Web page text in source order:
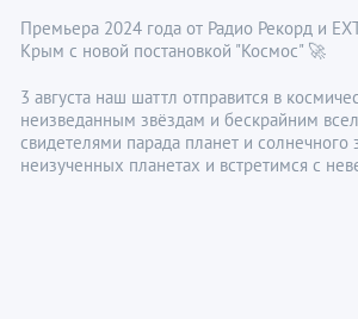
Премьера 2024 года от Радио Рекорд и
Крым с новой постановкой "Космос" 🚀
3 августа наш шаттл отправится в
неизведанным звёздам и бескрайним
свидетелями парада планет и
неизученных планетах и встретимся с